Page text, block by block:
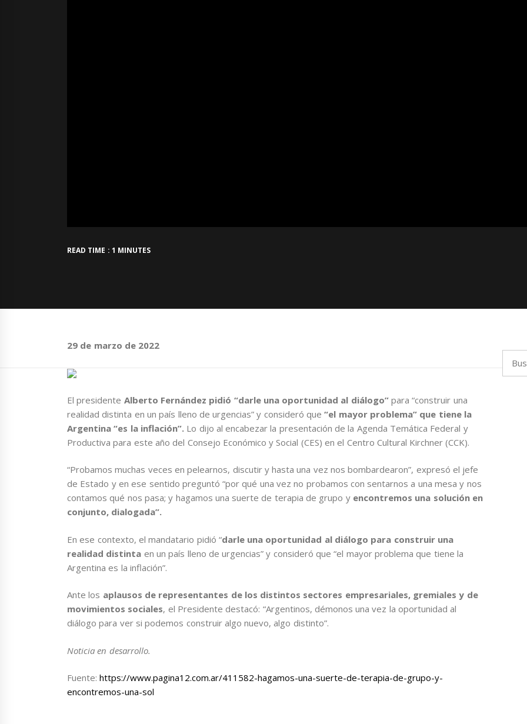
READ TIME : 1 MINUTES
29 de marzo de 2022
El presidente Alberto Fernández pidió “darle una oportunidad al diálogo”para “construir una
realidad distinta en un país lleno de urgencias” y consideró que“el mayor problema” que tiene la
Argentina “es la inflación”. Lo dijo al encabezar la presentación de la Agenda Temática Federal y
Productiva para este año del Consejo Económico y Social (CES) en el Centro Cultural Kirchner (CCK).
“Probamos muchas veces en pelearnos, discutir y hasta una vez nos bombardearon”, expresó el jefe
de Estado y en ese sentido preguntó “por qué una vez no probamos con sentarnos a una mesa y nos
contamos qué nos pasa; y hagamos una suerte de terapia de grupo y encontremos una solución en
conjunto, dialogada”.
En ese contexto, el mandatario pidió “darle una oportunidad al diálogo para construir una
realidad distinta en un país lleno de urgencias” y consideró que “el mayor problema que tiene la
Argentina es la inflación”.
Ante los aplausos de representantes de los distintos sectores empresariales, gremiales y de
movimientos sociales, el Presidente destacó: “Argentinos, démonos una vez la oportunidad al
diálogo para ver si podemos construir algo nuevo, algo distinto”.
Noticia en desarrollo.
Fuente:https://www.pagina12.com.ar/411582-hagamos-una-suerte-de-terapia-de-grupo-y-
encontremos-una-sol